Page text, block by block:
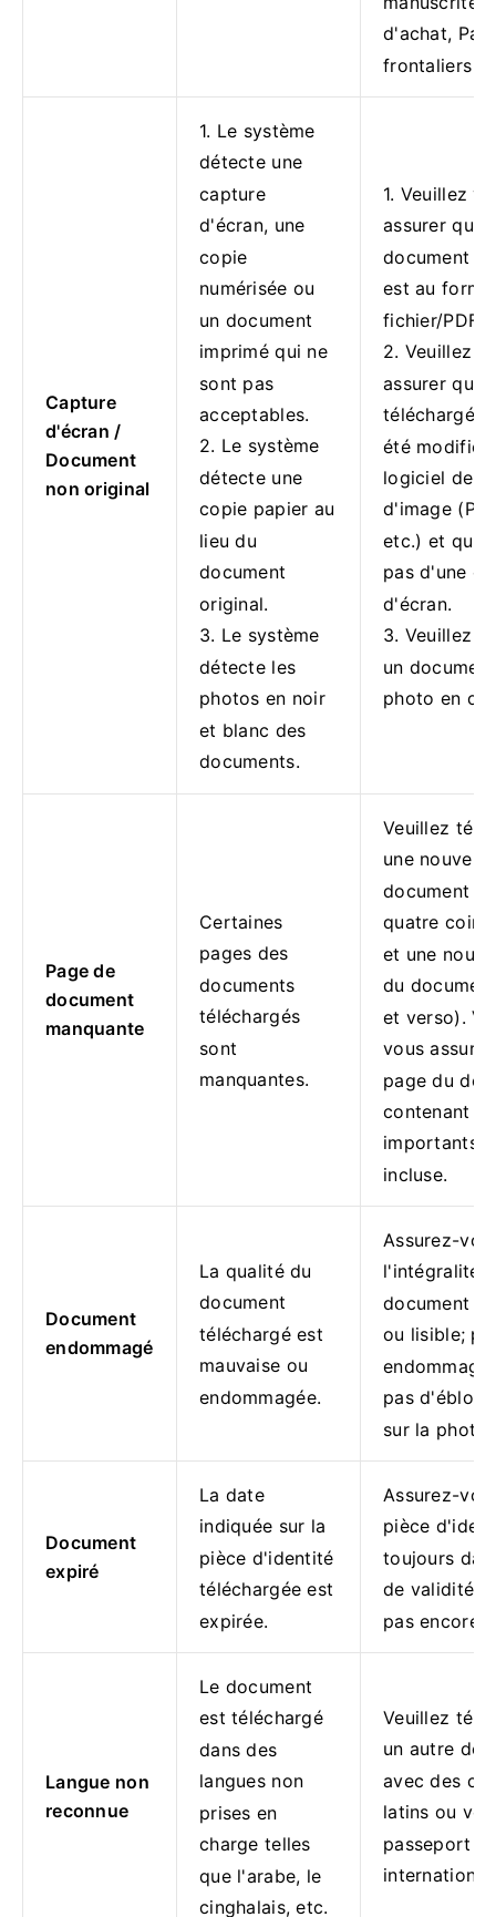
d'achat,
frontaliers
Capture
d'écran /
Document
non original
1. Le système
détecte une
capture
d'écran, une
copie
numérisée ou
un document
imprimé qui ne
sont pas
acceptables.
2. Le système
détecte une
copie papier au
lieu du
document
original.
3. Le système
détecte les
photos en noir
et blanc des
documents.
1. Veuillez
assurer que
document
est au
fichier/PDF
2. Veuillez
assurer que
téléchargée
été modifiée
logiciel de
d'image
etc.) et qu'il
pas d'une
d'écran.
3. Veuillez
un
photo en
Page de
document
manquante
Certaines
pages des
documents
téléchargés
sont
manquantes.
Veuillez
une
document
quatre coins
et une
du
et verso).
vous
page du
contenant
importants
incluse.
Document
endommagé
La qualité du
document
téléchargé est
mauvaise ou
endommagée.
Assurez-
l'intégralité
document
ou lisible;
pas
sur la photo.
Document
expiré
La date
indiquée sur la
pièce d'identité
téléchargée est
expirée.
Assurez-
pièce
toujours
de validité
pas encore
Langue non
reconnue
Le document
est téléchargé
dans des
langues non
prises en
charge telles
que l'arabe, le
cinghalais, etc.
Veuillez
un autre
avec des
latins ou
passeport
international.